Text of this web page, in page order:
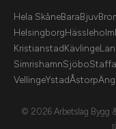
Hela SkåneBaraBjuv
HelsingborgHässleholm
KristianstadKävlinge
SimrishamnSjöbo
VellingeYstadÅstorp
© 2026 Arbetslag Bygg